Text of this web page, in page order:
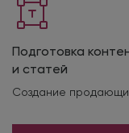
Подготовка
и статей
Создание